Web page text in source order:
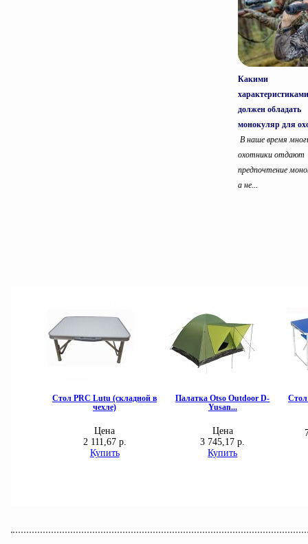
Какими
характеристиками
должен обладать
монокуляр для
В наше время
охотники отдают
предпочтение
а не...